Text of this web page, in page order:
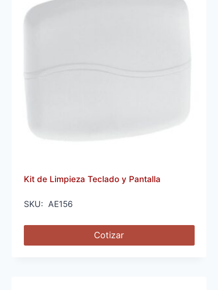
Kit de Limpieza Teclado y Pantalla
SKU: AE156
Cotizar